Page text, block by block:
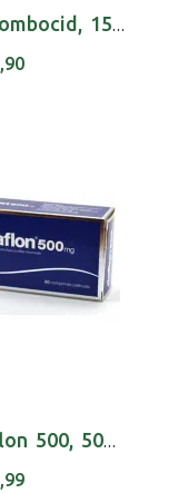
Thrombocid, 15 mg/g-100 g x 1 gel bisnaga
Daflon 500, 500 mg x 60 comp rev